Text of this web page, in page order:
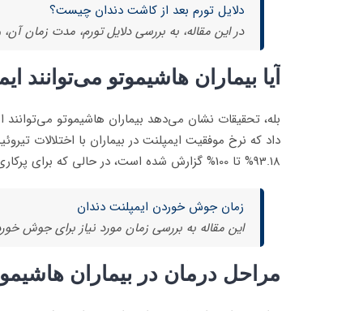
دلایل تورم بعد از کاشت دندان چیست؟
در این مقاله، به بررسی دلایل تورم، مدت زمان
آیا بیماران هاشیموتو می‌توانند
بله، تحقیقات نشان می‌دهد بیماران هاشیموتو
داد که نرخ موفقیت ایمپلنت در بیماران با اختلالات
93.18% تا 100% گزارش شده است، در حالی که برای پرکاری تیروئید ممکن است کمتر باشد (بین 45.45% تا 100%).
زمان جوش خوردن ایمپلنت دندان
این مقاله به بررسی زمان مورد نیاز برای جوش
مراحل درمان در بیماران